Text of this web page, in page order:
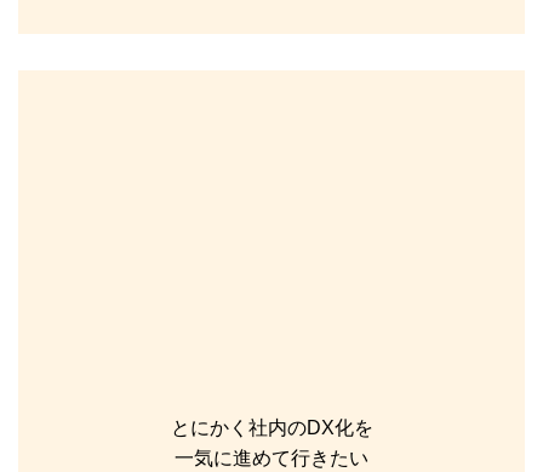
とにかく社内のDX化を
一気に進めて行きたい